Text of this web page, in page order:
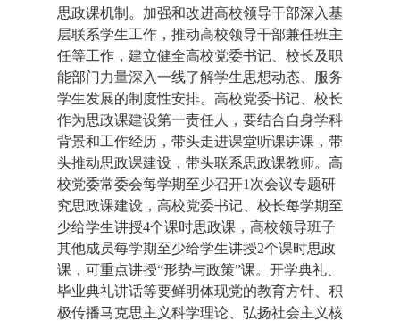
思政课机制。加强和改进高校领导干部深入基
层联系学生工作，推动高校领导干部兼任班主
任等工作，建立健全高校党委书记、校长及职
能部门力量深入一线了解学生思想动态、服务
学生发展的制度性安排。高校党委书记、校长
作为思政课建设第一责任人，要结合自身学科
背景和工作经历，带头走进课堂听课讲课，带
头推动思政课建设，带头联系思政课教师。高
校党委常委会每学期至少召开1次会议专题研
究思政课建设，高校党委书记、校长每学期至
少给学生讲授4个课时思政课，高校领导班子
其他成员每学期至少给学生讲授2个课时思政
课，可重点讲授“形势与政策”课。开学典礼、
毕业典礼讲话等要鲜明体现党的教育方针、积
极传播马克思主义科学理论、弘扬社会主义核